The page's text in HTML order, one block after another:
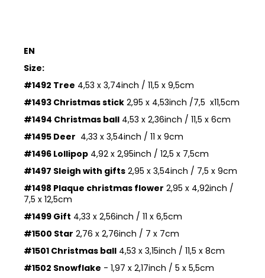
EN
Size:
#1492 Tree 4,53 x 3,74inch / 11,5 x 9,5cm
#1493 Christmas stick 2,95 x 4,53inch /7,5 x11,5cm
#1494 Christmas ball 4,53 x 2,36inch / 11,5 x 6cm
#1495 Deer 4,33 x 3,54inch / 11 x 9cm
#1496 Lollipop 4,92 x 2,95inch / 12,5 x 7,5cm
#1497 Sleigh with gifts 2,95 x 3,54inch / 7,5 x 9cm
#1498 Plaque christmas flower 2,95 x 4,92inch /
7,5 x 12,5cm
#1499 Gift 4,33 x 2,56inch / 11 x 6,5cm
#1500 Star 2,76 x 2,76inch / 7 x 7cm
#1501 Christmas ball 4,53 x 3,15inch / 11,5 x 8cm
#1502 Snowflake - 1,97 x 2,17inch / 5 x 5,5cm